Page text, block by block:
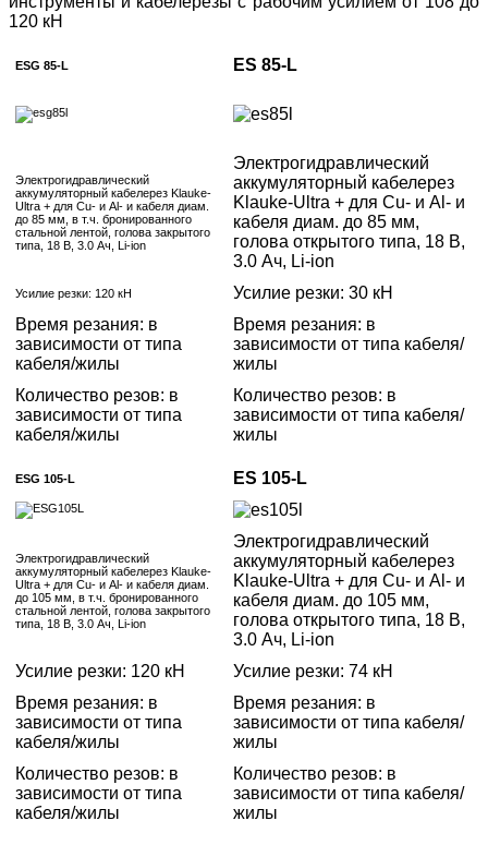
120 кН
ESG 85-L ES 85-L
Электрогидравлический
аккумуляторный кабелерез Klauke-
Ultra + для Cu- и Al- и кабеля диам.
до 85 мм, в т.ч. бронированного
стальной лентой, голова закрытого
типа, 18 В, 3.0 Ач, Li-ion
Электрогидравлический
аккумуляторный кабелерез
Klauke-Ultra + для Cu- и Al- и
кабеля диам. до 85 мм,
голова открытого типа, 18 В,
3.0 Ач, Li-ion
Усилие резки: 120 кН
Усилие резки: 30 кН
Время резания: в
зависимости от типа
кабеля/жилы
Время резания: в
зависимости от типа кабеля/
жилы
Количество резов: в
зависимости от типа
кабеля/жилы
Количество резов: в
зависимости от типа кабеля/
жилы
ESG 105-L ES 105-L
Электрогидравлический
аккумуляторный кабелерез Klauke-
Ultra + для Cu- и Al- и кабеля диам.
до 105 мм, в т.ч. бронированного
стальной лентой, голова закрытого
типа, 18 В, 3.0 Ач, Li-ion
Электрогидравлический
аккумуляторный кабелерез
Klauke-Ultra + для Cu- и Al- и
кабеля диам. до 105 мм,
голова открытого типа, 18 В,
3.0 Ач, Li-ion
Усилие резки: 120 кН
Усилие резки: 74 кН
Время резания: в
зависимости от типа
кабеля/жилы
Время резания: в
зависимости от типа кабеля/
жилы
Количество резов: в
зависимости от типа
кабеля/жилы
Количество резов: в
зависимости от типа кабеля/
жилы